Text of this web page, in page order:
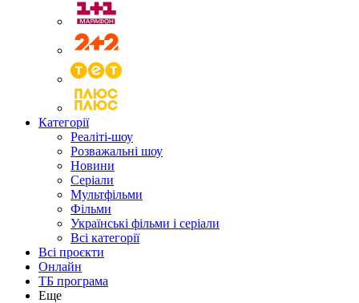
Категорії
Реаліті-шоу
Розважальні шоу
Новини
Серіали
Мультфільми
Фільми
Українські фільми і серіали
Всі категорії
Всі проєкти
Онлайн
ТБ програма
Еще